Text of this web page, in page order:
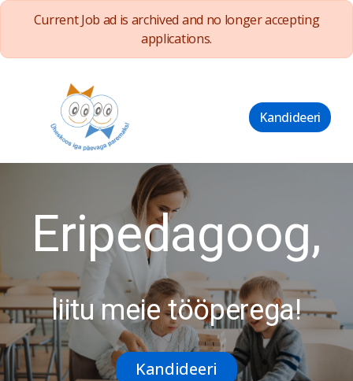
Current Job ad is archived and no longer accepting
applications.
Kandideeri
Eripedagoog,
liitu meie tööperega!
Kandideeri